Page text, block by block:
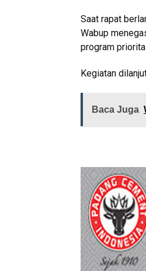
Saat rapat
Wabup
program
Kegiatan
Baca Juga